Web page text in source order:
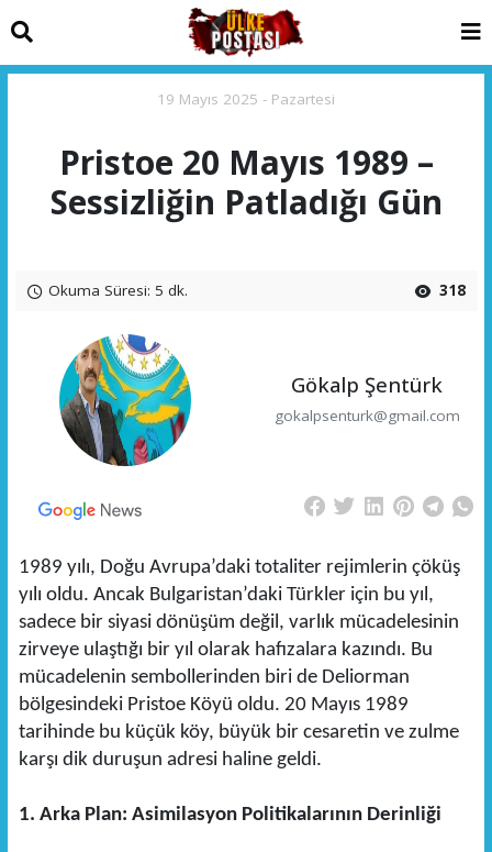
19 Mayıs 2025 - Pazartesi
Pristoe 20 Mayıs 1989 –
Sessizliğin Patladığı Gün
Okuma Süresi: 5 dk. 318
Gökalp Şentürk
gokalpsenturk@gmail.com
1989 yılı, Doğu Avrupa’daki totaliter rejimlerin çöküş
yılı oldu. Ancak Bulgaristan’daki Türkler için bu yıl,
sadece bir siyasi dönüşüm değil, varlık mücadelesinin
zirveye ulaştığı bir yıl olarak hafızalara kazındı. Bu
mücadelenin sembollerinden biri de Deliorman
bölgesindeki Pristoe Köyü oldu. 20 Mayıs 1989
tarihinde bu küçük köy, büyük bir cesaretin ve zulme
karşı dik duruşun adresi haline geldi.
1. Arka Plan: Asimilasyon Politikalarının Derinliği